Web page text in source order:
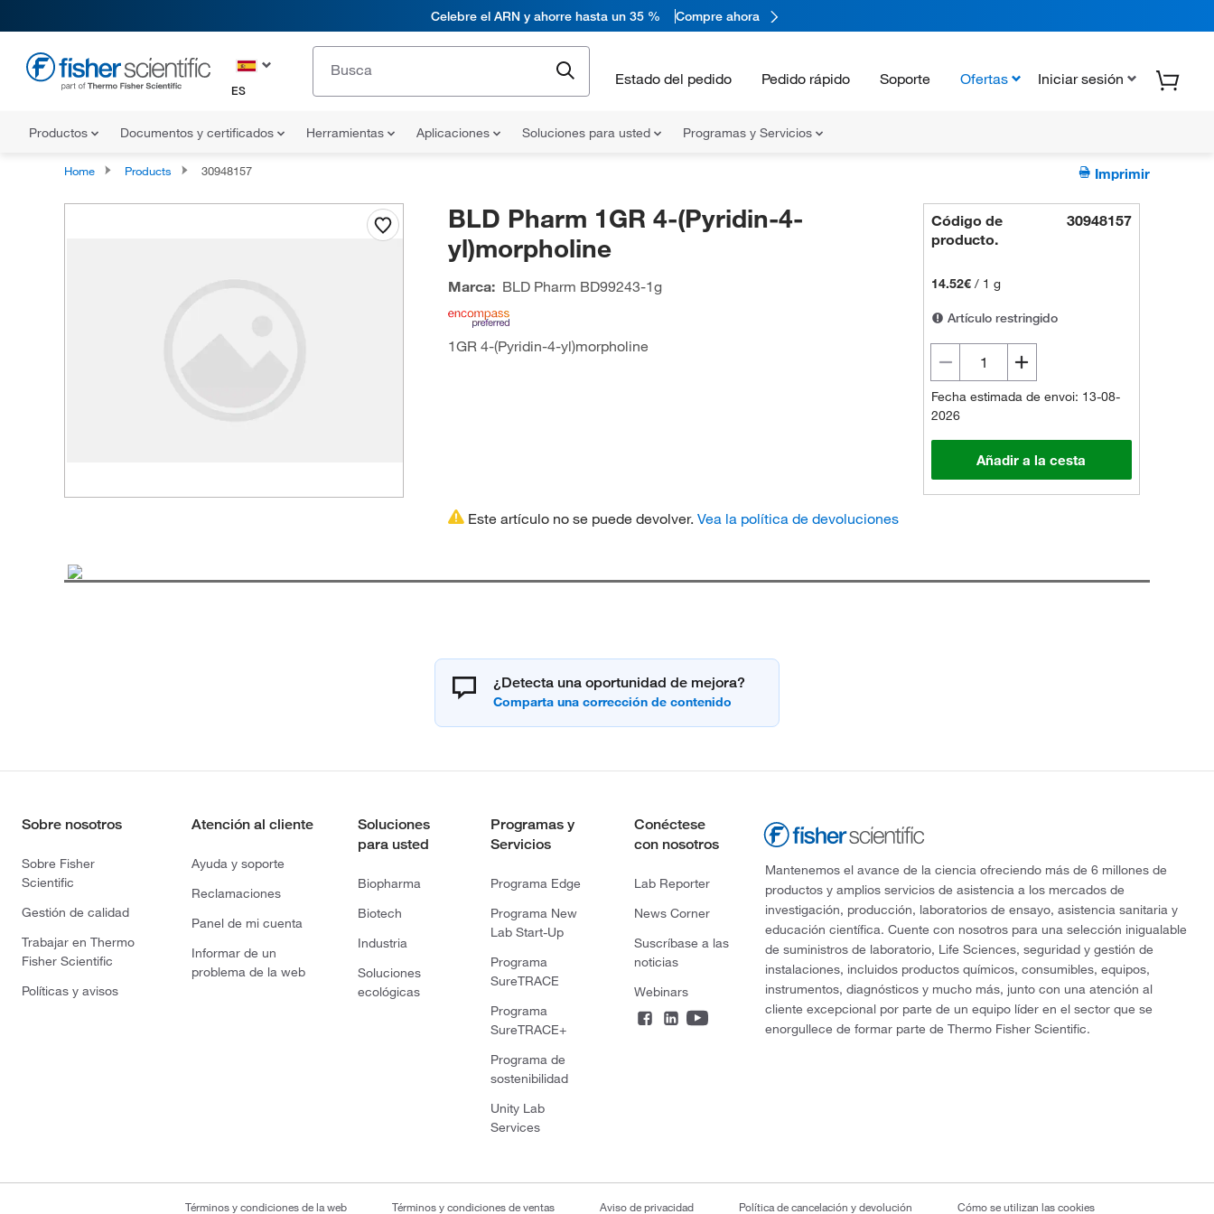
Celebre el ARN y ahorre hasta un 35 % Compre ahora
ES
Estado del pedido Pedido rápido Soporte Ofertas Iniciar sesión
Productos Documentos y certificados Herramientas Aplicaciones Soluciones para usted Programas y Servicios
Home Products 30948157 Imprimir
BLD Pharm 1GR 4-(Pyridin-4-
yl)morpholine
Marca: BLD Pharm BD99243-1g
1GR 4-(Pyridin-4-yl)morpholine
Código de
producto.
30948157
14.52€ / 1 g
Artículo restringido
Fecha estimada de envoi: 13-08-
2026
Añadir a la cesta
Este artículo no se puede devolver. Vea la política de devoluciones
¿Detecta una oportunidad de mejora?
Sobre nosotros
Sobre Fisher
Scientific
Gestión de calidad
Trabajar en Thermo
Fisher Scientific
Políticas y avisos
Atención al cliente
Ayuda y soporte
Reclamaciones
Panel de mi cuenta
Informar de un
problema de la web
Soluciones
para usted
Biopharma
Biotech
Industria
Soluciones
ecológicas
Programas y
Servicios
Programa Edge
Programa New
Lab Start-Up
Programa
SureTRACE
Programa
SureTRACE+
Programa de
sostenibilidad
Unity Lab
Services
Conéctese
con nosotros
Lab Reporter
News Corner
Suscríbase a las
noticias
Webinars
Mantenemos el avance de la ciencia ofreciendo más de 6 millones de
productos y amplios servicios de asistencia a los mercados de
investigación, producción, laboratorios de ensayo, asistencia sanitaria y
educación científica. Cuente con nosotros para una selección inigualable
de suministros de laboratorio, Life Sciences, seguridad y gestión de
instalaciones, incluidos productos químicos, consumibles, equipos,
instrumentos, diagnósticos y mucho más, junto con una atención al
cliente excepcional por parte de un equipo líder en el sector que se
enorgullece de formar parte de Thermo Fisher Scientific.
Términos y condiciones de la web Términos y condiciones de ventas Aviso de privacidad Política de cancelación y devolución Cómo se utilizan las cookies